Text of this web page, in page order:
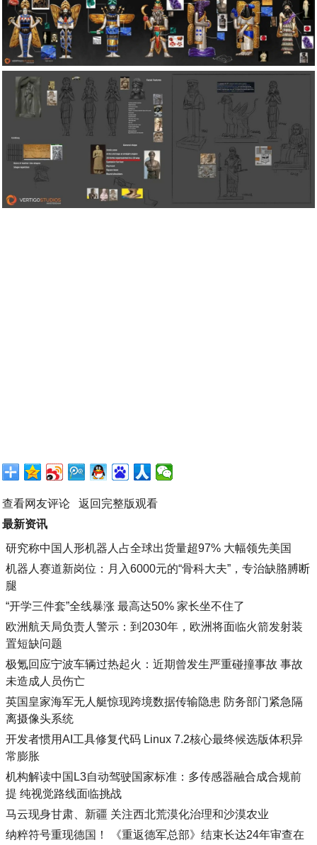
查看网友评论
返回完整版观看
最新资讯
研究称中国人形机器人占全球出货量超97% 大幅领先美国
机器人赛道新岗位：月入6000元的“骨科大夫”，专治缺胳膊断
腿
“开学三件套”全线暴涨 最高达50% 家长坐不住了
欧洲航天局负责人警示：到2030年，欧洲将面临火箭发射装
置短缺问题
极氪回应宁波车辆过热起火：近期曾发生严重碰撞事故 事故
未造成人员伤亡
英国皇家海军无人艇惊现跨境数据传输隐患 防务部门紧急隔
离摄像头系统
开发者惯用AI工具修复代码 Linux 7.2核心最终候选版体积异
常膨胀
机构解读中国L3自动驾驶国家标准：多传感器融合成合规前
提 纯视觉路线面临挑战
马云现身甘肃、新疆 关注西北荒漠化治理和沙漠农业
纳粹符号重现德国！ 《重返德军总部》结束长达24年审查在